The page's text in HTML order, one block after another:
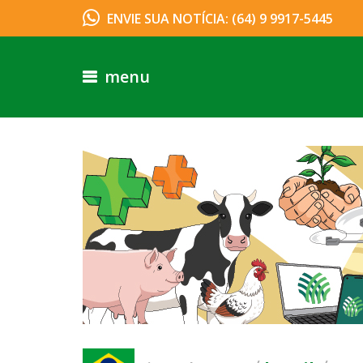
ENVIE SUA NOTÍCIA: (64) 9 9917-5445
menu